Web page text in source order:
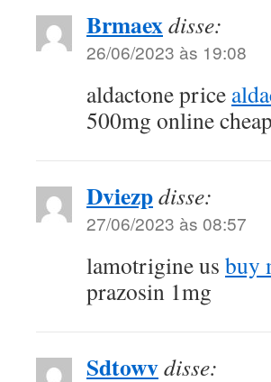
Brmaexdisse:
26/06/2023 às 19:08
aldactone price
500mg online cheap
Dviezpdisse:
27/06/2023 às 08:57
lamotrigine us buy
prazosin 1mg
Sdtowvdisse: